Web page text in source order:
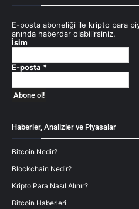
E-posta aboneliği ile kripto para
anında haberdar olabilirsiniz.
İsim
E-posta *
Haberler, Analizler ve Piyasalar
Bitcoin Nedir?
Blockchain Nedir?
Kripto Para Nasıl Alınır?
Bitcoin Haberleri